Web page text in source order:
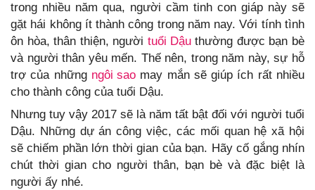
trong nhiều năm qua, người cầm tinh con giáp này sẽ
gặt hái không ít thành công trong năm nay. Với tính tình
ôn hòa, thân thiện, người tuổi Dậuthường được bạn bè
và người thân yêu mến. Thế nên, trong năm này, sự hỗ
trợ của những ngôi saomay mắn sẽ giúp ích rất nhiều
cho thành công của tuổi Dậu.
Nhưng tuy vậy 2017 sẽ là năm tất bật đối với người tuổi
Dậu. Những dự án công việc, các mối quan hệ xã hội
sẽ chiếm phần lớn thời gian của bạn. Hãy cố gắng nhín
chút thời gian cho người thân, bạn bè và đặc biệt là
người ấy nhé.